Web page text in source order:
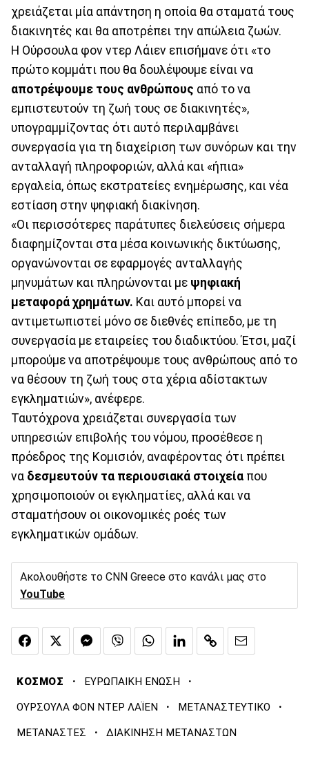
χρειάζεται μία απάντηση η οποία θα σταματά τους
διακινητές και θα αποτρέπει την απώλεια ζωών.
Η Ούρσουλα φον ντερ Λάιεν επισήμανε ότι «το
πρώτο κομμάτι που θα δουλέψουμε είναι να
αποτρέψουμε τους ανθρώπους από το να
εμπιστευτούν τη ζωή τους σε διακινητές»,
υπογραμμίζοντας ότι αυτό περιλαμβάνει
συνεργασία για τη διαχείριση των συνόρων και την
ανταλλαγή πληροφοριών, αλλά και «ήπια»
εργαλεία, όπως εκστρατείες ενημέρωσης, και νέα
εστίαση στην ψηφιακή διακίνηση.
«Οι περισσότερες παράτυπες διελεύσεις σήμερα
διαφημίζονται στα μέσα κοινωνικής δικτύωσης,
οργανώνονται σε εφαρμογές ανταλλαγής
μηνυμάτων και πληρώνονται με ψηφιακή
μεταφορά χρημάτων. Και αυτό μπορεί να
αντιμετωπιστεί μόνο σε διεθνές επίπεδο, με τη
συνεργασία με εταιρείες του διαδικτύου. Έτσι, μαζί
μπορούμε να αποτρέψουμε τους ανθρώπους από το
να θέσουν τη ζωή τους στα χέρια αδίστακτων
εγκληματιών», ανέφερε.
Ταυτόχρονα χρειάζεται συνεργασία των
υπηρεσιών επιβολής του νόμου, προσέθεσε η
πρόεδρος της Κομισιόν, αναφέροντας ότι πρέπει
να δεσμευτούν τα περιουσιακά στοιχεία που
χρησιμοποιούν οι εγκληματίες, αλλά και να
σταματήσουν οι οικονομικές ροές των
εγκληματικών ομάδων.
Ακολουθήστε το CNN Greece στο κανάλι μας στο
YouTube
ΚΟΣΜΟΣ · ΕΥΡΩΠΑΙΚΗ ΕΝΩΣΗ ·
ΟΥΡΣΟΥΛΑ ΦΟΝ ΝΤΕΡ ΛΑΪΕΝ · ΜΕΤΑΝΑΣΤΕΥΤΙΚΟ ·
ΜΕΤΑΝΑΣΤΕΣ · ΔΙΑΚΙΝΗΣΗ ΜΕΤΑΝΑΣΤΩΝ